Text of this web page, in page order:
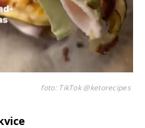
foto: TikTok @ketorecipes